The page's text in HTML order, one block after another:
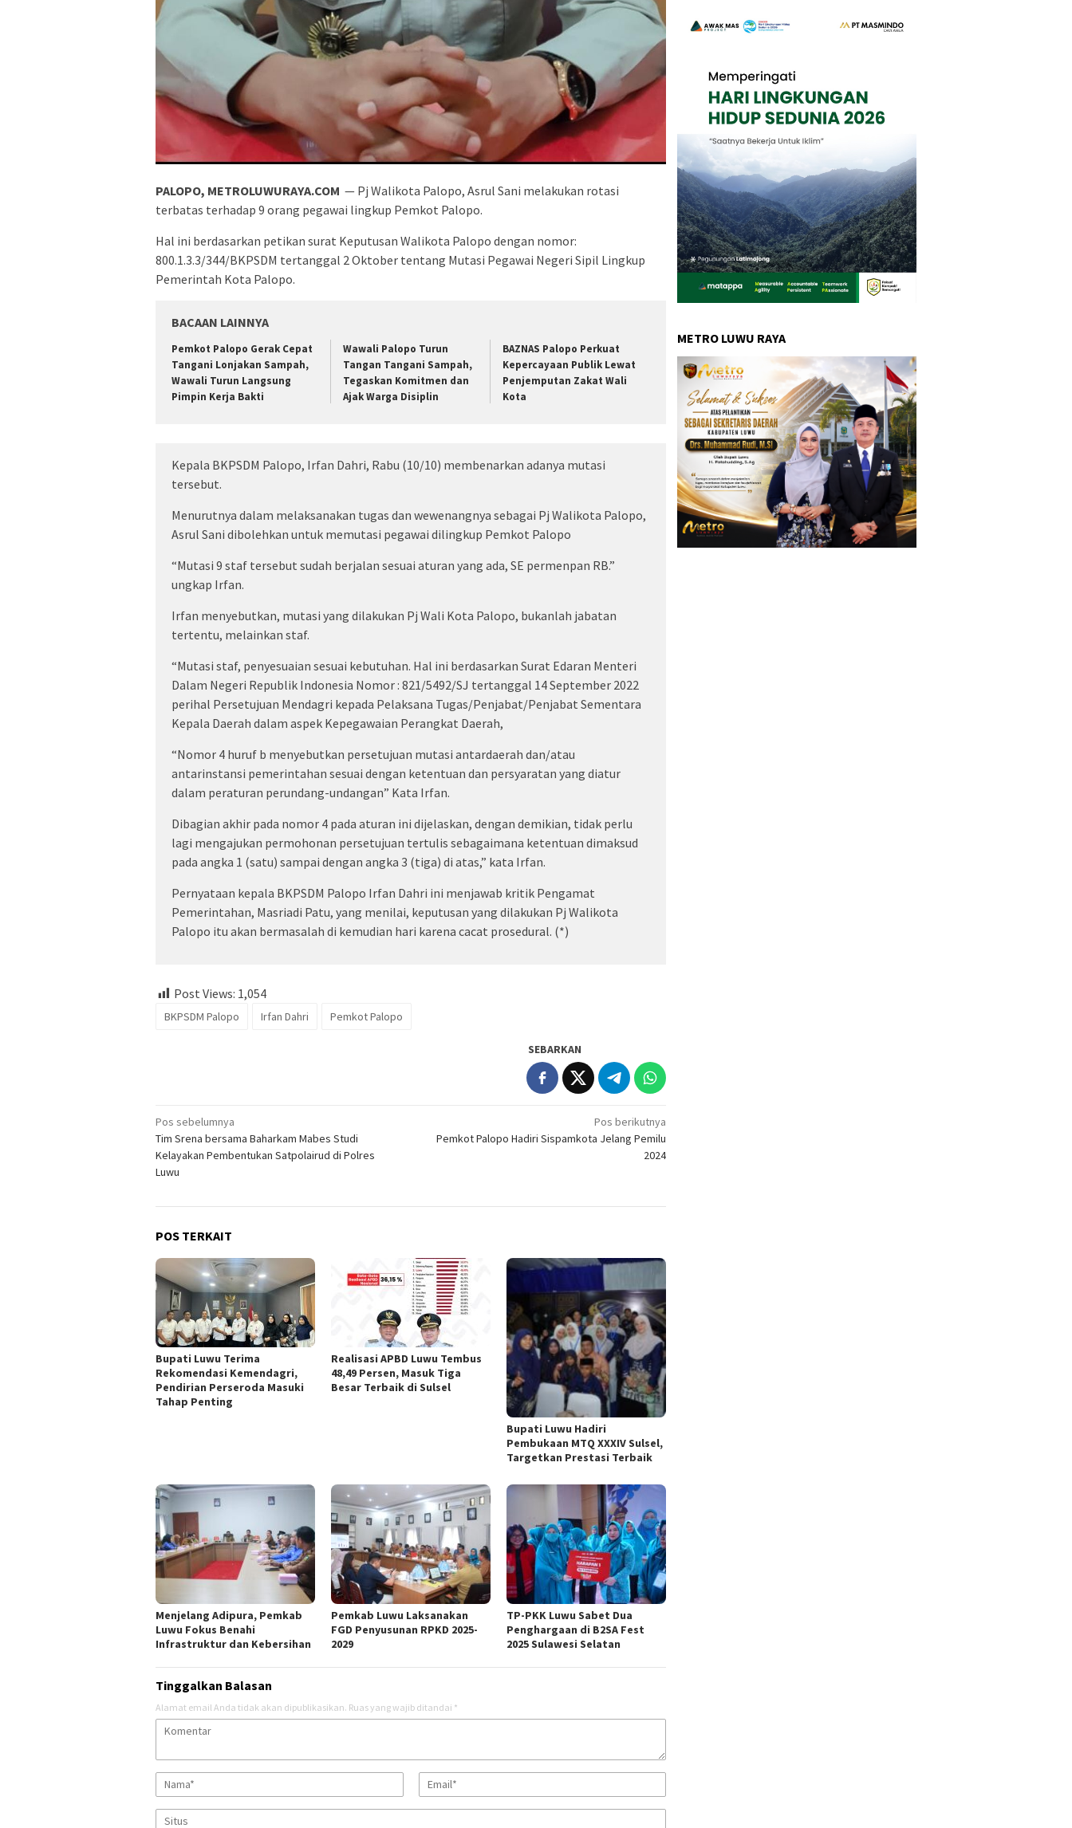
PALOPO, METROLUWURAYA.COM — Pj Walikota Palopo, Asrul Sani melakukan rotasi
terbatas terhadap 9 orang pegawai lingkup Pemkot Palopo.
Hal ini berdasarkan petikan surat Keputusan Walikota Palopo dengan nomor:
800.1.3.3/344/BKPSDM tertanggal 2 Oktober tentang Mutasi Pegawai Negeri Sipil Lingkup
Pemerintah Kota Palopo.
BACAAN LAINNYA
Pemkot Palopo Gerak Cepat
Tangani Lonjakan Sampah,
Wawali Turun Langsung
Pimpin Kerja Bakti
Wawali Palopo Turun
Tangan Tangani Sampah,
Tegaskan Komitmen dan
Ajak Warga Disiplin
BAZNAS Palopo Perkuat
Kepercayaan Publik Lewat
Penjemputan Zakat Wali
Kota
Kepala BKPSDM Palopo, Irfan Dahri, Rabu (10/10) membenarkan adanya mutasi
tersebut.
Menurutnya dalam melaksanakan tugas dan wewenangnya sebagai Pj Walikota Palopo,
Asrul Sani dibolehkan untuk memutasi pegawai dilingkup Pemkot Palopo
“Mutasi 9 staf tersebut sudah berjalan sesuai aturan yang ada, SE permenpan RB.”
ungkap Irfan.
Irfan menyebutkan, mutasi yang dilakukan Pj Wali Kota Palopo, bukanlah jabatan
tertentu, melainkan staf.
“Mutasi staf, penyesuaian sesuai kebutuhan. Hal ini berdasarkan Surat Edaran Menteri
Dalam Negeri Republik Indonesia Nomor : 821/5492/SJ tertanggal 14 September 2022
perihal Persetujuan Mendagri kepada Pelaksana Tugas/Penjabat/Penjabat Sementara
Kepala Daerah dalam aspek Kepegawaian Perangkat Daerah,
“Nomor 4 huruf b menyebutkan persetujuan mutasi antardaerah dan/atau
antarinstansi pemerintahan sesuai dengan ketentuan dan persyaratan yang diatur
dalam peraturan perundang-undangan” Kata Irfan.
Dibagian akhir pada nomor 4 pada aturan ini dijelaskan, dengan demikian, tidak perlu
lagi mengajukan permohonan persetujuan tertulis sebagaimana ketentuan dimaksud
pada angka 1 (satu) sampai dengan angka 3 (tiga) di atas,” kata Irfan.
Pernyataan kepala BKPSDM Palopo Irfan Dahri ini menjawab kritik Pengamat
Pemerintahan, Masriadi Patu, yang menilai, keputusan yang dilakukan Pj Walikota
Palopo itu akan bermasalah di kemudian hari karena cacat prosedural. (*)
Post Views: 1,054
BKPSDM Palopo Irfan Dahri Pemkot Palopo
SEBARKAN
Navigasi
pos
Pos sebelumnya
Tim Srena bersama Baharkam Mabes Studi
Kelayakan Pembentukan Satpolairud di Polres
Luwu
Pos berikutnya
Pemkot Palopo Hadiri Sispamkota Jelang Pemilu
2024
POS TERKAIT
Bupati Luwu Terima
Rekomendasi Kemendagri,
Pendirian Perseroda Masuki
Tahap Penting
Realisasi APBD Luwu Tembus
48,49 Persen, Masuk Tiga
Besar Terbaik di Sulsel
Bupati Luwu Hadiri
Pembukaan MTQ XXXIV Sulsel,
Targetkan Prestasi Terbaik
Menjelang Adipura, Pemkab
Luwu Fokus Benahi
Infrastruktur dan Kebersihan
Pemkab Luwu Laksanakan
FGD Penyusunan RPKD 2025-
2029
TP-PKK Luwu Sabet Dua
Penghargaan di B2SA Fest
2025 Sulawesi Selatan
Tinggalkan Balasan
Alamat email Anda tidak akan dipublikasikan. Ruas yang wajib ditandai *
METRO LUWU RAYA